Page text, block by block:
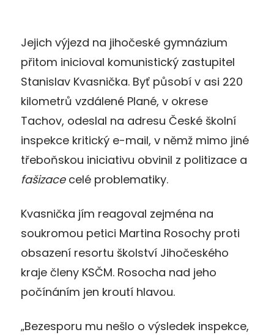
Jejich výjezd na jihočeské gymnázium
přitom inicioval komunistický zastupitel
Stanislav Kvasnička. Byť působí v asi 220
kilometrů vzdálené Plané, v okrese
Tachov, odeslal na adresu České školní
inspekce kritický e-mail, v němž mimo jiné
třeboňskou iniciativu obvinil z politizace a
fašizacecelé problematiky.
Kvasnička jím reagoval zejména na
soukromou petici Martina Rosochy proti
obsazení resortu školství Jihočeského
kraje členy KSČM. Rosocha nad jeho
počínáním jen kroutí hlavou.
„Bezesporu mu nešlo o výsledek inspekce,